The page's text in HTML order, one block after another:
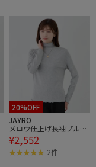
20%OFF
JAYRO
メロウ仕上げ長袖プルオ
ーバー
¥2,552
2件